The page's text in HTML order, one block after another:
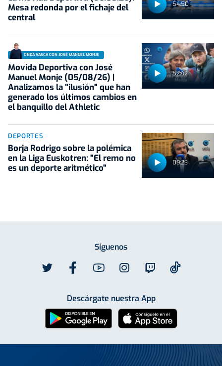
54:50
Mesa redonda por el fichaje del
central
52:42
ONDA VASCA CON JOSÉ MANUEL MONJE
Movida Deportiva con José
Manuel Monje (05/08/26) |
Analizamos la "ilusión" que han
generado los últimos cambios en
el banquillo del Athletic
09:23
DEPORTES
Borja Rodrigo sobre la polémica
en la Liga Euskotren: "El remo no
es un deporte aritmético"
Síguenos
Descárgate nuestra App